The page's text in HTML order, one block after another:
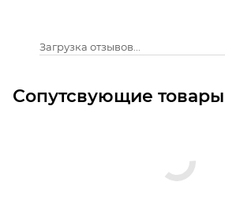
Загрузка отзывов...
Сопутсвующие товары